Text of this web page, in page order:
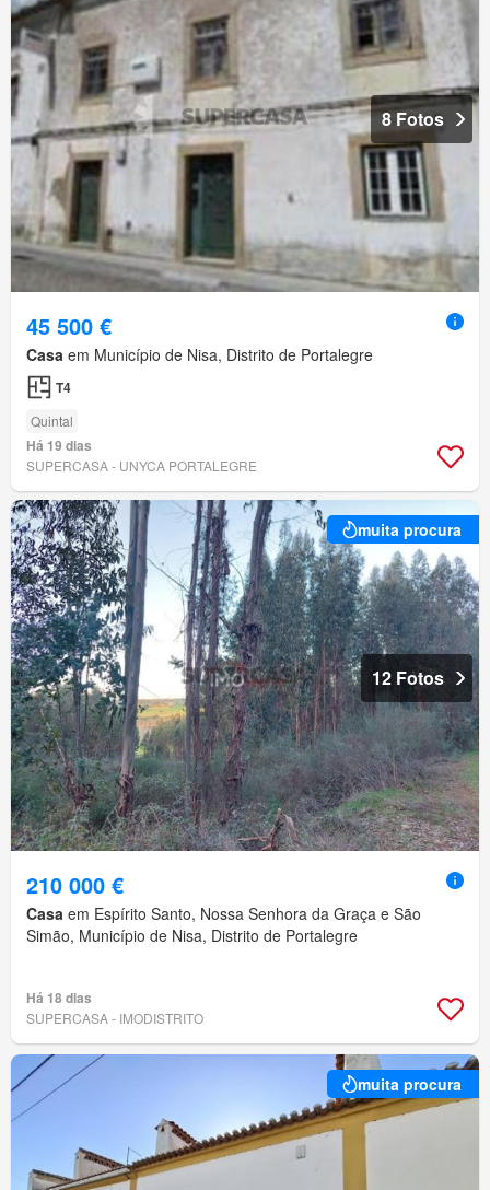
8 Fotos
45 500 €
Casa em Município de Nisa, Distrito de Portalegre
T4
Quintal
Há 19 dias
SUPERCASA - UNYCA PORTALEGRE
muita procura
12 Fotos
210 000 €
Casa em Espírito Santo, Nossa Senhora da Graça e São
Simão, Município de Nisa, Distrito de Portalegre
Há 18 dias
SUPERCASA - IMODISTRITO
muita procura